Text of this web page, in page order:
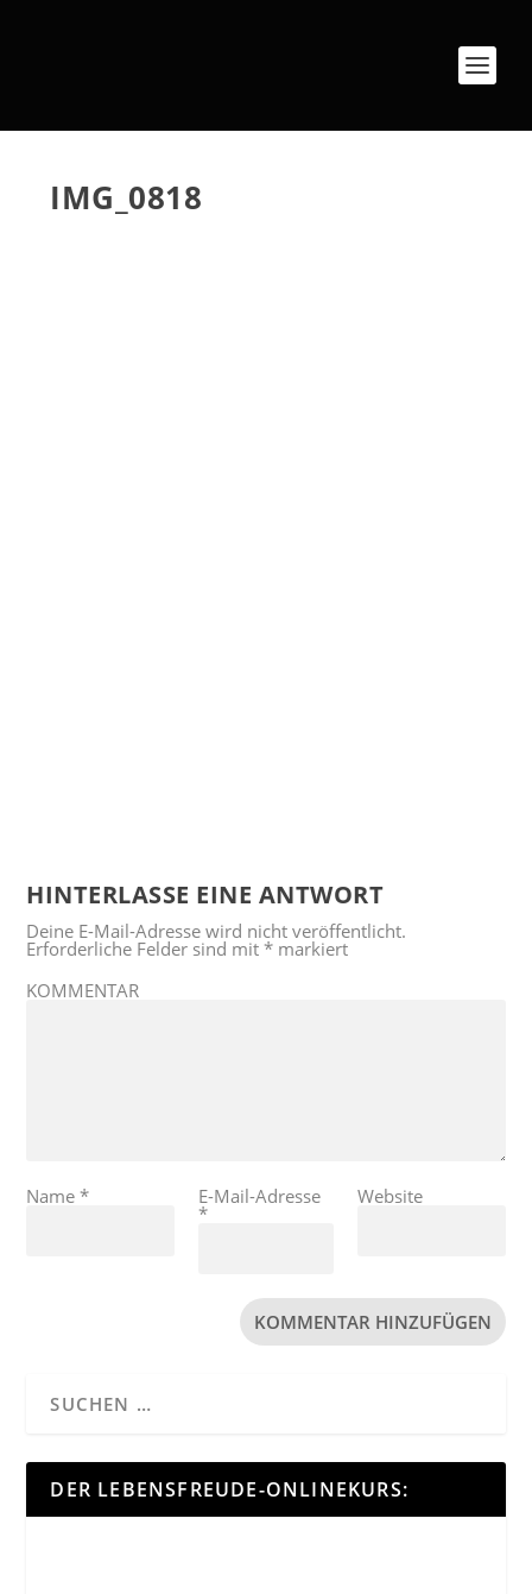
IMG_0818
HINTERLASSE EINE ANTWORT
Deine E-Mail-Adresse wird nicht veröffentlicht.
Erforderliche Felder sind mit* markiert
KOMMENTAR
Name* E-Mail-Adresse
*
Website
DER LEBENSFREUDE-ONLINEKURS: